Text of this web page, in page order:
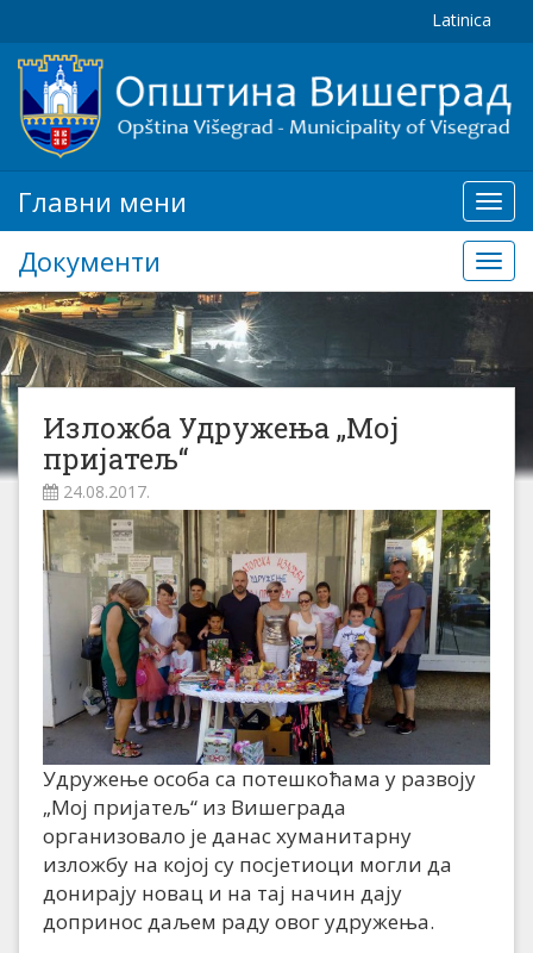
Latinica
мени
Главни мени
Документи
Изложба Удружења „Мој
пријатељ“
24.08.2017.
Удружење особа са потешкоћама у развоју
„Мој пријатељ“ из Вишеграда
организовало је данас хуманитарну
изложбу на којој су посјетиоци могли да
донирају новац и на тај начин дају
допринос даљем раду овог удружења.